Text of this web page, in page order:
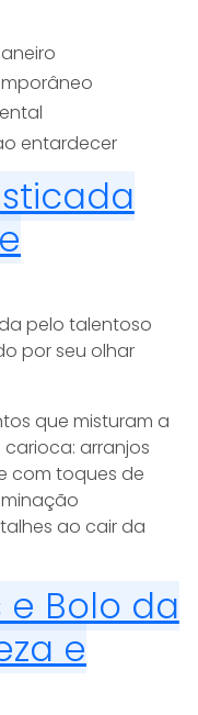
entardecer
pelo talentoso
por seu olhar
que misturam a
arranjos
com toques de
ao cair da
e Bolo da
e